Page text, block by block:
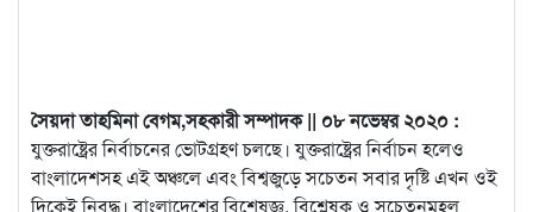
সৈয়দা তাহমিনা বেগম,সহকারী সম্পাদক || ০৮ নভেম্বর ২০২০ :
যুক্তরাষ্ট্রের নির্বাচনের ভোটগ্রহণ চলছে। যুক্তরাষ্ট্রের নির্বাচন হলেও
বাংলাদেশসহ এই অঞ্চলে এবং বিশ্বজুড়ে সচেতন সবার দৃষ্টি এখন ওই
দিকেই নিবদ্ধ। বাংলাদেশের বিশেষজ্ঞ, বিশ্লেষক ও সচেতনমহল